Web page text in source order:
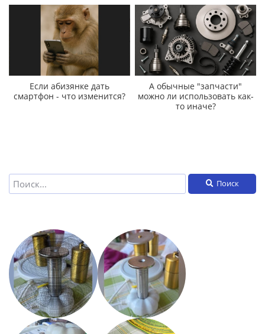
Если абизянке дать
смартфон - что изменится?
А обычные "запчасти"
можно ли использовать как-
то иначе?
Поиск